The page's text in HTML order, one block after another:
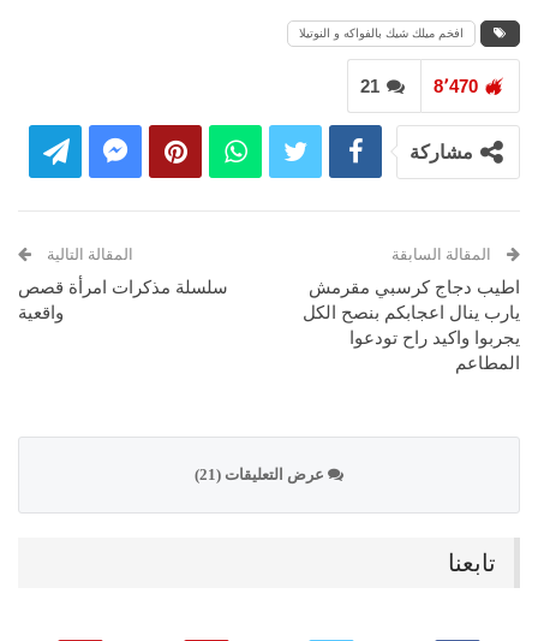
افخم ميلك شيك بالفواكه و النوتيلا
21 8٬470
مشاركة
المقالة السابقة
اطيب دجاج كرسبي مقرمش
يارب ينال اعجابكم بنصح الكل
يجربوا واكيد راح تودعوا
المطاعم
المقالة التالية
سلسلة مذكرات امرأة قصص
واقعية
عرض التعليقات (21)
تابعنا